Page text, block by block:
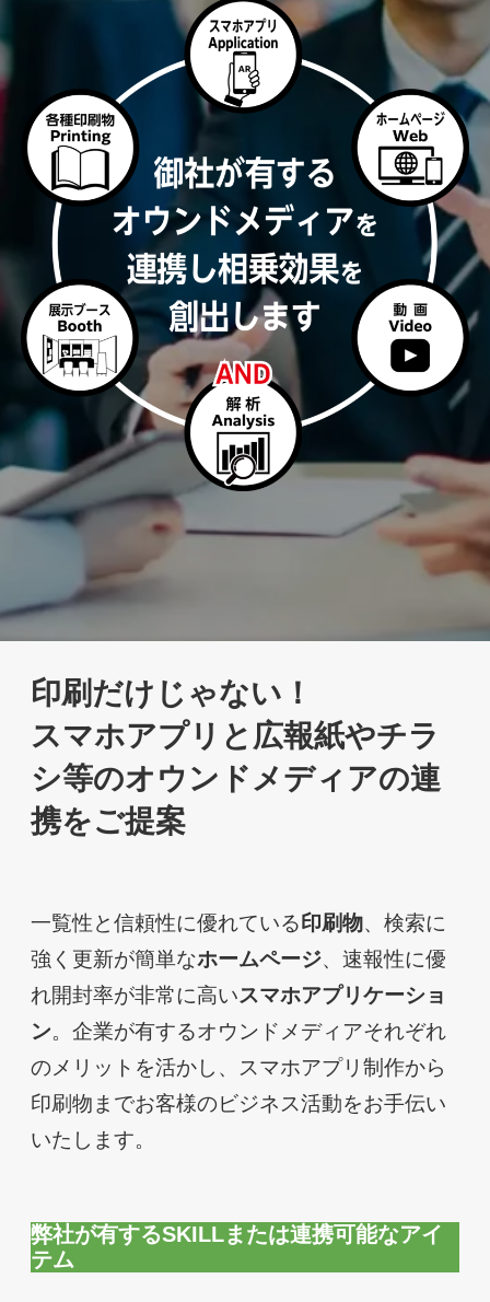
印刷だけじゃない！
スマホアプリと広報紙やチラ
シ等のオウンドメディアの連
携をご提案
一覧性と信頼性に優れている印刷物、検索に
強く更新が簡単なホームページ、速報性に優
れ開封率が非常に高いスマホアプリケーショ
ン。企業が有するオウンドメディアそれぞれ
のメリットを活かし、スマホアプリ制作から
印刷物までお客様のビジネス活動をお手伝い
いたします。
弊社が有するSKILLまたは連携可能なアイ
テム